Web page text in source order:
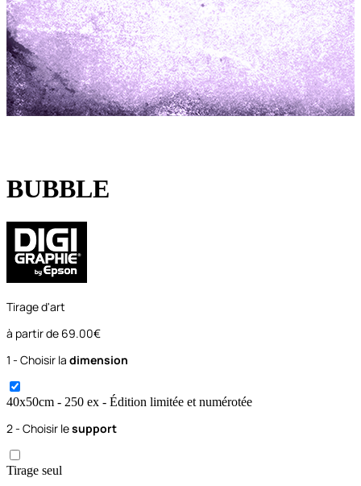
BUBBLE
Tirage d'art
à partir de 69.00€
1 - Choisir la dimension
40x50cm - 250 ex - Édition limitée et numérotée
2 - Choisir lesupport
Tirage seul